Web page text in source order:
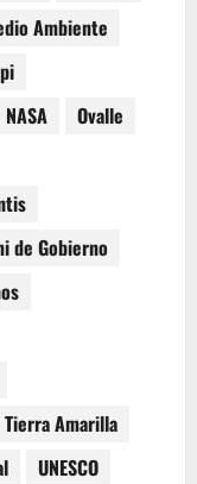
Ambiente
NASA
Ovalle
de Gobierno
Tierra Amarilla
UNESCO